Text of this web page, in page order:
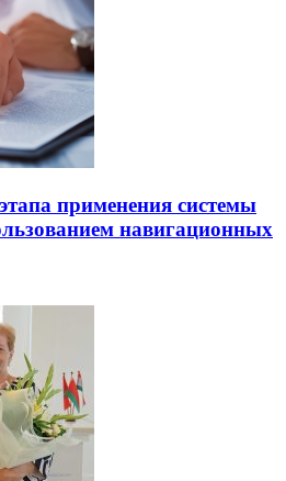
применения системы
навигационных